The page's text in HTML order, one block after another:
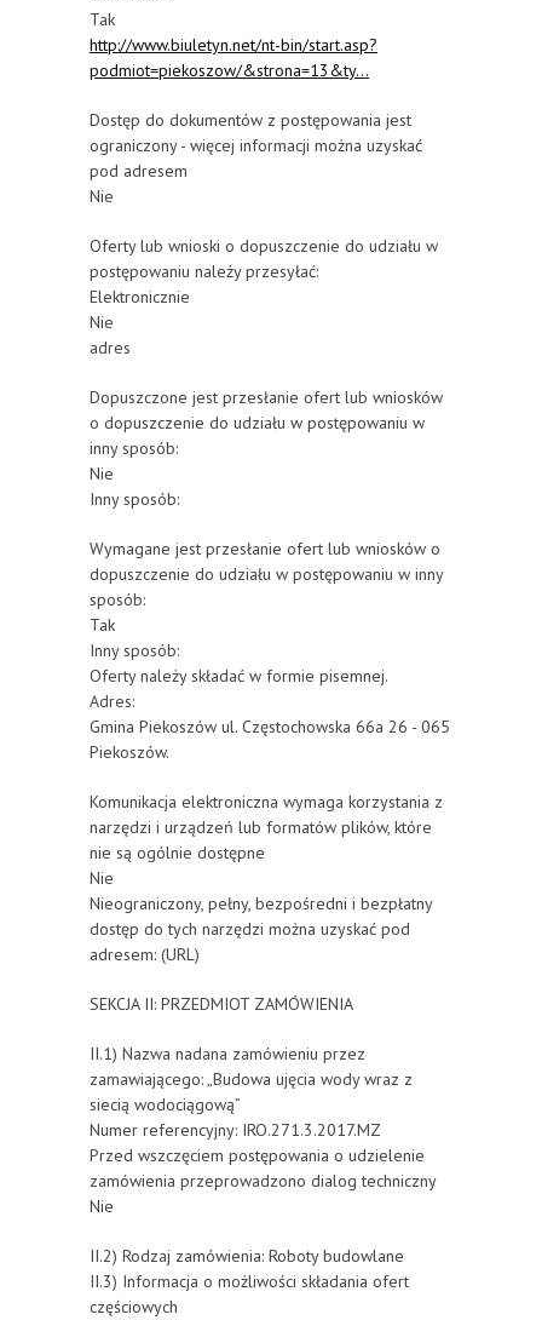
Tak
http://www.biuletyn.net/nt-bin/start.asp?
podmiot=piekoszow/&strona=13&ty...
Dostęp do dokumentów z postępowania jest
ograniczony - więcej informacji można uzyskać
pod adresem
Nie
Oferty lub wnioski o dopuszczenie do udziału w
postępowaniu należy przesyłać:
Elektronicznie
Nie
adres
Dopuszczone jest przesłanie ofert lub wniosków
o dopuszczenie do udziału w postępowaniu w
inny sposób:
Nie
Inny sposób:
Wymagane jest przesłanie ofert lub wniosków o
dopuszczenie do udziału w postępowaniu w inny
sposób:
Tak
Inny sposób:
Oferty należy składać w formie pisemnej.
Adres:
Gmina Piekoszów ul. Częstochowska 66a 26 - 065
Piekoszów.
Komunikacja elektroniczna wymaga korzystania z
narzędzi i urządzeń lub formatów plików, które
nie są ogólnie dostępne
Nie
Nieograniczony, pełny, bezpośredni i bezpłatny
dostęp do tych narzędzi można uzyskać pod
adresem: (URL)
SEKCJA II: PRZEDMIOT ZAMÓWIENIA
II.1) Nazwa nadana zamówieniu przez
zamawiającego: „Budowa ujęcia wody wraz z
siecią wodociągową”
Numer referencyjny: IRO.271.3.2017.MZ
Przed wszczęciem postępowania o udzielenie
zamówienia przeprowadzono dialog techniczny
Nie
II.2) Rodzaj zamówienia: Roboty budowlane
II.3) Informacja o możliwości składania ofert
częściowych